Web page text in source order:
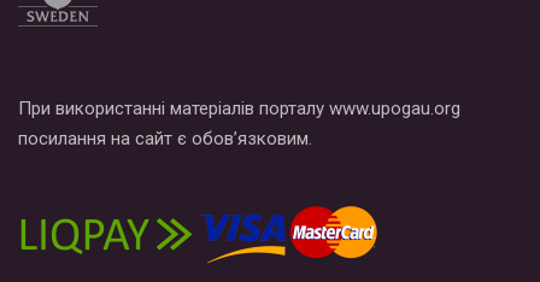
При використанні матеріалів порталу www.upogau.org
посилання на сайт є обов’язковим.